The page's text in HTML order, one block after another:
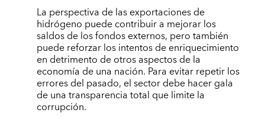
La perspectiva de las exportaciones de
hidrógeno puede contribuir a mejorar los
saldos de los fondos externos, pero también
puede reforzar los intentos de enriquecimiento
en detrimento de otros aspectos de la
economía de una nación. Para evitar repetir los
errores del pasado, el sector debe hacer gala
de una transparencia total que limite la
corrupción.